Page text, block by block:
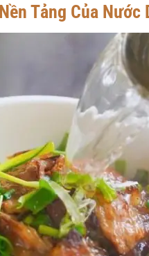
Tảng Của Nước